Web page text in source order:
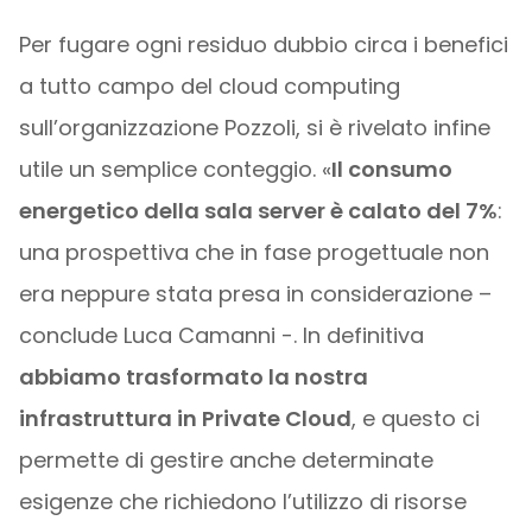
Per fugare ogni residuo dubbio circa i benefici
a tutto campo del cloud computing
sull’organizzazione Pozzoli, si è rivelato infine
utile un semplice conteggio. «Il consumo
energetico della sala server è calato del 7%:
una prospettiva che in fase progettuale non
era neppure stata presa in considerazione –
conclude Luca Camanni -. In definitiva
abbiamo trasformato la nostra
infrastruttura in Private Cloud, e questo ci
permette di gestire anche determinate
esigenze che richiedono l’utilizzo di risorse